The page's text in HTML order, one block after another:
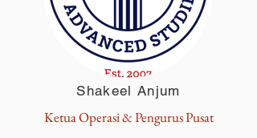
Shakeel Anjum
Ketua Operasi & Pengurus Pusat